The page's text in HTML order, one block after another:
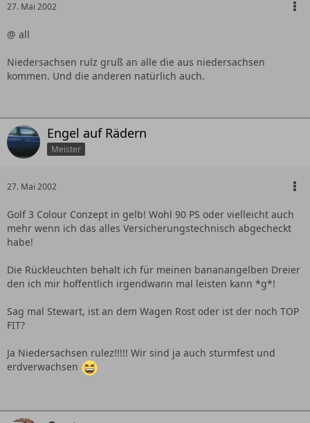
27. Mai 2002
@ all
Niedersachsen rulz gruß an alle die aus niedersachsen
kommen. Und die anderen natürlich auch.
Engel auf Rädern
Meister
27. Mai 2002
Golf 3 Colour Conzept in gelb! Wohl 90 PS oder vielleicht auch
mehr wenn ich das alles Versicherungstechnisch abgecheckt
habe!
Die Rückleuchten behalt ich für meinen bananangelben Dreier
den ich mir hoffentlich irgendwann mal leisten kann *g*!
Sag mal Stewart, ist an dem Wagen Rost oder ist der noch TOP
FIT?
Ja Niedersachsen rulez!!!!! Wir sind ja auch sturmfest und
erdverwachsen